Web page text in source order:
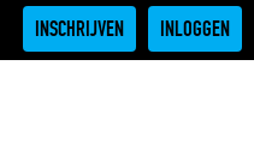
INSCHRIJVEN INLOGGEN